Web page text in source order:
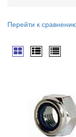
Перейти к